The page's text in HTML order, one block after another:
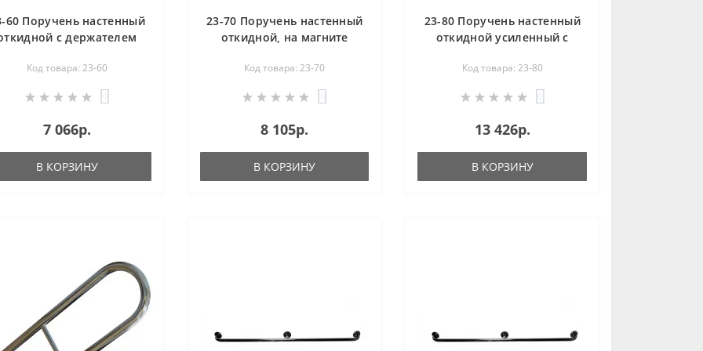
60 Поручень настенный
с держателем
Код товара: 23-60
7 066р.
В КОРЗИНУ
23-70 Поручень настенный
откидной, на магните
Код товара: 23-70
8 105р.
В КОРЗИНУ
23-80 Поручень настенный
откидной усиленный с
бумаги TPNOYDTW(p/l)
Код товара: 23-80
13 426р.
В КОРЗИНУ